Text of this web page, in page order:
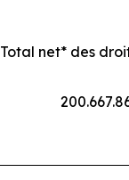
Total net* des